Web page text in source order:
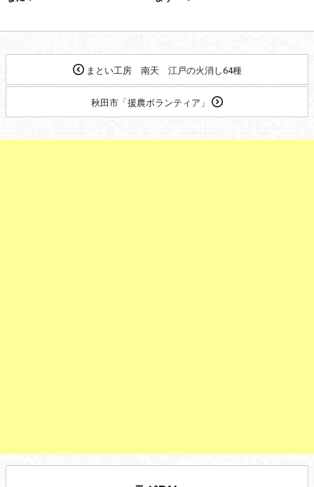
まとい工房 南天 江戸の火消し64種
秋田市「援農ボランティア」